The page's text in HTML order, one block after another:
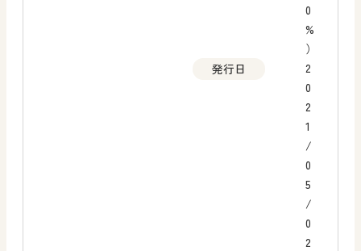
0
%
）
発行日
2
0
2
1
/
0
5
/
0
2